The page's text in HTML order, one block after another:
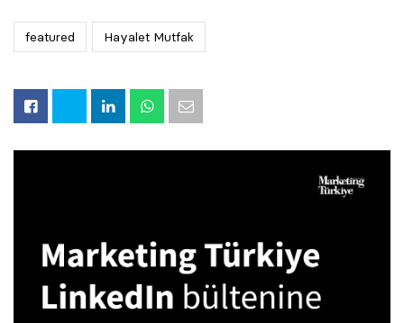
featured Hayalet Mutfak